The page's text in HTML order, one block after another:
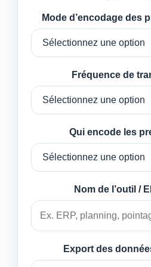
Mode d’encodage des
Fréquence de
Qui encode les
Nom de l’outil /
Export des